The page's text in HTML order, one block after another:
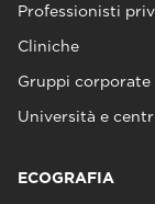
Professionisti
Cliniche
Gruppi corporate
Università e
ECOGRAFIA